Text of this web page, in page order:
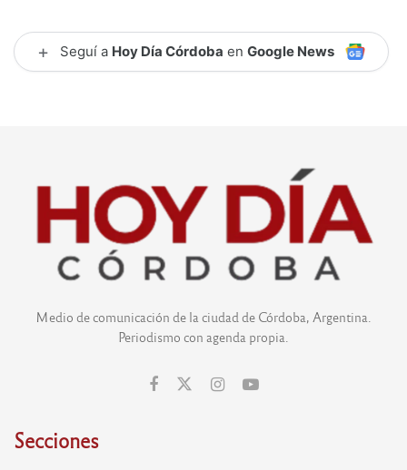
+ Seguí a Hoy Día Córdoba en Google News
Medio de comunicación de la ciudad de Córdoba, Argentina.
Periodismo con agenda propia.
Secciones